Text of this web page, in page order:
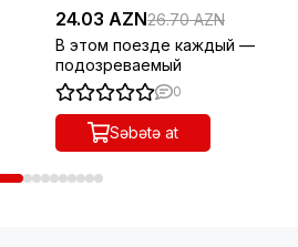
24.03 AZN26.70 AZN
В этом поезде каждый —
подозреваемый
0
Səbətə at